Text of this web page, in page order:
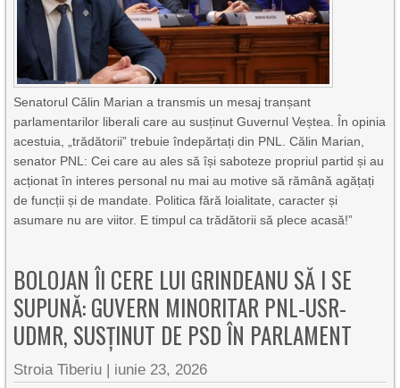
Senatorul Călin Marian a transmis un mesaj tranșant
parlamentarilor liberali care au susținut Guvernul Veștea. În opinia
acestuia, „trădătorii” trebuie îndepărtați din PNL. Călin Marian,
senator PNL: Cei care au ales să își saboteze propriul partid și au
acționat în interes personal nu mai au motive să rămână agățați
de funcții și de mandate. Politica fără loialitate, caracter și
asumare nu are viitor. E timpul ca trădătorii să plece acasă!”
BOLOJAN ÎI CERE LUI GRINDEANU SĂ I SE
SUPUNĂ: GUVERN MINORITAR PNL-USR-
UDMR, SUSȚINUT DE PSD ÎN PARLAMENT
Stroia Tiberiu | iunie 23, 2026